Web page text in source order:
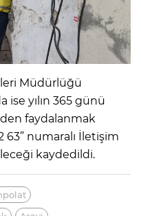
Müdürlüğü
ise yılın 365 günü
faydalanmak
63” numaralı İletişim
kaydedildi.